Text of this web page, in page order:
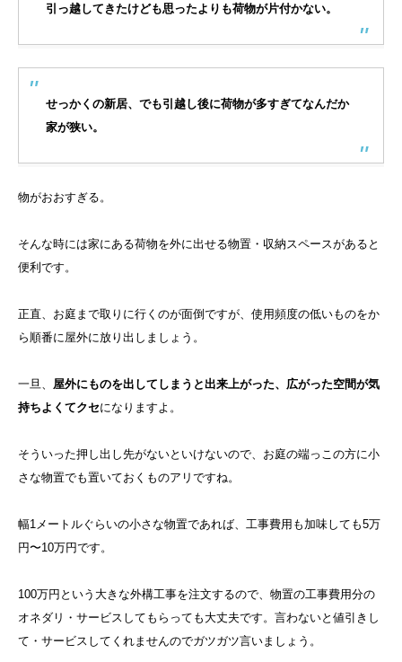
引っ越してきたけども思ったよりも荷物が片付かない。
せっかくの新居、でも引越し後に荷物が多すぎてなんだか
家が狭い。
物がおおすぎる。
そんな時には家にある荷物を外に出せる物置・収納スペースがあると
便利です。
正直、お庭まで取りに行くのが面倒ですが、使用頻度の低いものをか
ら順番に屋外に放り出しましょう。
一旦、 屋外にものを出してしまうと出来上がった、広がった空間が気
持ちよくてクセになりますよ。
そういった押し出し先がないといけないので、お庭の端っこの方に小
さな物置でも置いておくものアリですね。
幅1メートルぐらいの小さな物置であれば、工事費用も加味しても5万
円〜10万円です。
100万円という大きな外構工事を注文するので、物置の工事費用分の
オネダリ・サービスしてもらっても大丈夫です。言わないと値引きし
て・サービスしてくれませんのでガツガツ言いましょう。